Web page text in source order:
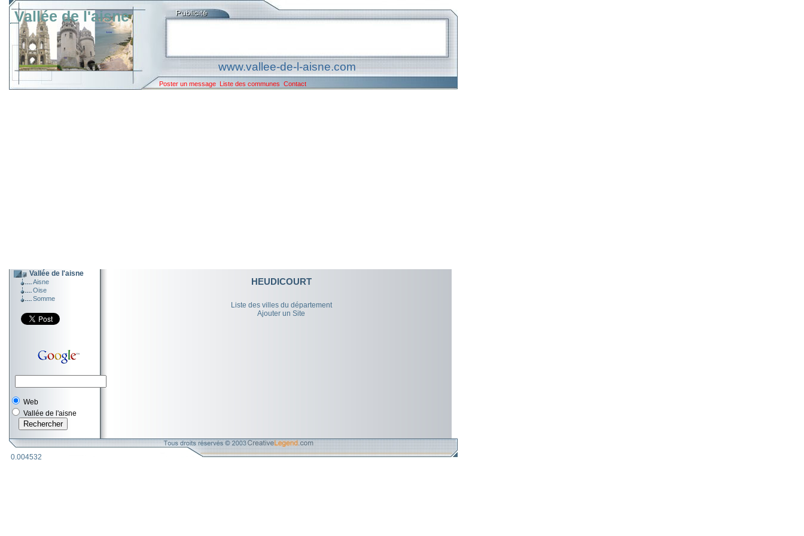
Vallée de l'aisne
www.vallee-de-l-aisne.com
Poster un message Liste des communes Contact
Vallée de l'aisne
Aisne
Oise
Somme
Web
Vallée de l'aisne
HEUDICOURT
Liste des villes du département
Ajouter un Site
0.004532